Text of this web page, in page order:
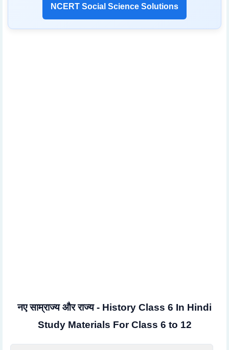
NCERT Social Science Solutions
नए साम्राज्य और राज्य - History Class 6 In Hindi
Study Materials For Class 6 to 12